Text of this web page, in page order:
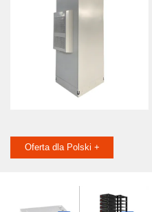
Oferta dla Polski +